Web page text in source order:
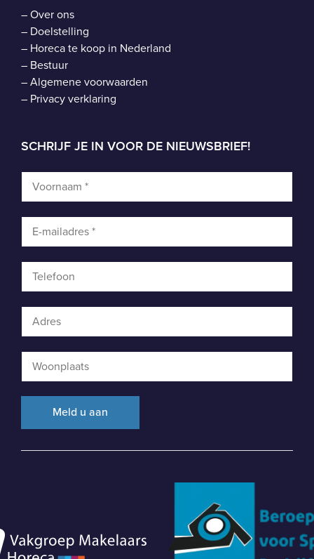
–Over ons
– Doelstelling
– Horeca te koop in Nederland
– Bestuur
–Algemene voorwaarden
– Privacy verklaring
SCHRIJF JE IN VOOR DE NIEUWSBRIEF!